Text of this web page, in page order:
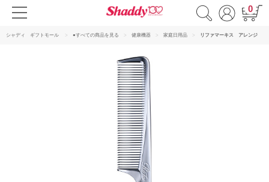
0
シャディ ギフトモール ●すべての商品を見る 健康機器 家庭日用品 リファマーキス アレンジ